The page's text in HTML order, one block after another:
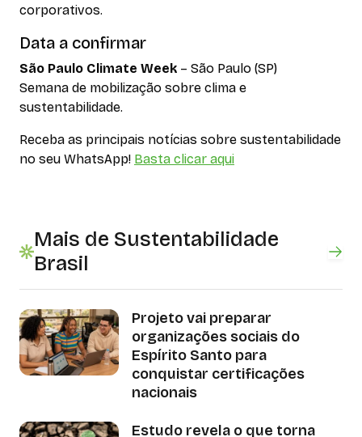
corporativos.
Data a confirmar
São Paulo Climate Week – São Paulo (SP)
Semana de mobilização sobre clima e
sustentabilidade.
Receba as principais notícias sobre sustentabilidade
no seu WhatsApp! Basta clicar aqui
Mais de Sustentabilidade
Brasil
Projeto vai preparar
organizações sociais do
Espírito Santo para
conquistar certificações
nacionais
Estudo revela o que torna